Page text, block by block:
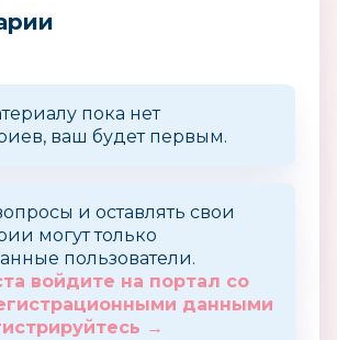
пока нет
ваш будет первым.
и оставлять свои
могут только
пользователи.
войдите на портал со
данными
→